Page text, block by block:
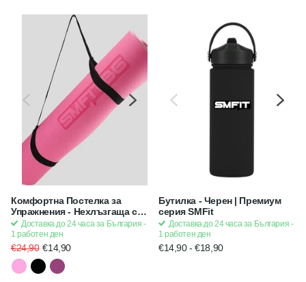
Комфортна Постелка за
Упражнения - Нехлъзгаща се
за Йога, Пилатес,
Гимнастика, Фитнес,
Аеробика - Антибактериална
| Премиум серия SMFit
Доставка до 24 часа за България -
1 работен ден
€24,90 €14,90
Бутилка - Черен | Премиум
серия SMFit
Доставка до 24 часа за България -
1 работен ден
€14,90- €18,90